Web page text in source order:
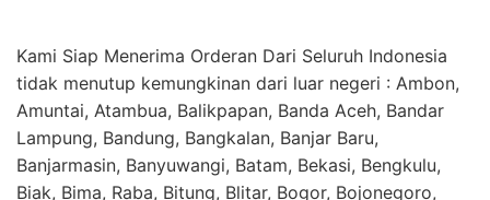
Kami Siap Menerima Orderan Dari Seluruh Indonesia
tidak menutup kemungkinan dari luar negeri : Ambon,
Amuntai, Atambua, Balikpapan, Banda Aceh, Bandar
Lampung, Bandung, Bangkalan, Banjar Baru,
Banjarmasin, Banyuwangi, Batam, Bekasi, Bengkulu,
Biak, Bima, Raba, Bitung, Blitar, Bogor, Bojonegoro,